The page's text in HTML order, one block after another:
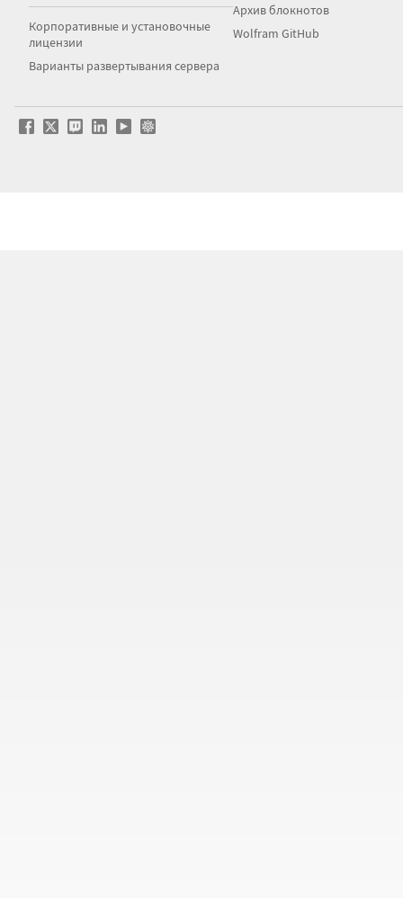
Корпоративные и установочные
лицензии
Варианты развертывания сервера
Архив блокнотов
Wolfram GitHub